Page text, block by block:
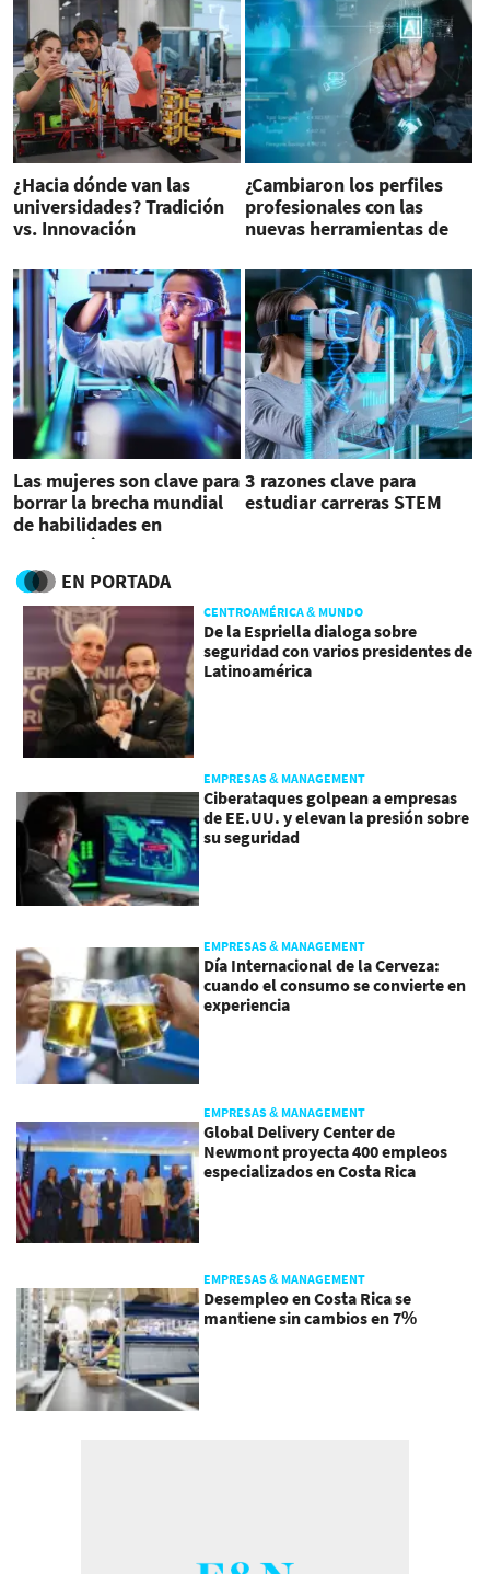
¿Hacia dónde van las
universidades? Tradición
vs. Innovación
¿Cambiaron los perfiles
profesionales con las
nuevas herramientas de
Las mujeres son clave para
borrar la brecha mundial
de habilidades en
tecnología
3 razones clave para
estudiar carreras STEM
EN PORTADA
CENTROAMÉRICA & MUNDO
De la Espriella dialoga sobre
seguridad con varios presidentes de
Latinoamérica
EMPRESAS & MANAGEMENT
Ciberataques golpean a empresas
de EE.UU. y elevan la presión sobre
su seguridad
EMPRESAS & MANAGEMENT
Día Internacional de la Cerveza:
cuando el consumo se convierte en
experiencia
EMPRESAS & MANAGEMENT
Global Delivery Center de
Newmont proyecta 400 empleos
especializados en Costa Rica
EMPRESAS & MANAGEMENT
Desempleo en Costa Rica se
mantiene sin cambios en 7%